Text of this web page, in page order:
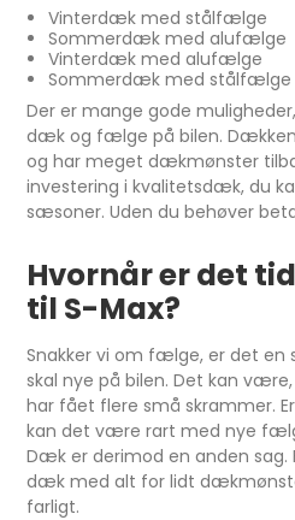
Vinterdæk med stålfælge
Sommerdæk med alufælge
Vinterdæk med alufælge
Sommerdæk med stålfælge
Der er mange gode
dæk og fælge på bilen.
og har meget dækmønster
investering i kvalitetsdæk, du
sæsoner. Uden du behøver
Hvornår er det
til S-Max?
Snakker vi om fælge, er det en
skal nye på bilen. Det kan
har fået flere små skrammer.
kan det være rart med nye
Dæk er derimod en anden sag.
dæk med alt for lidt
farligt.